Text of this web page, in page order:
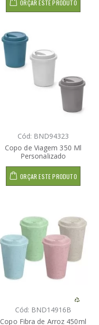
ORÇAR ESTE PRODUTO
Cód: BND94323
Copo de Viagem 350 Ml
Personalizado
ORÇAR ESTE PRODUTO
Cód: BND14916B
Copo Fibra de Arroz 450ml